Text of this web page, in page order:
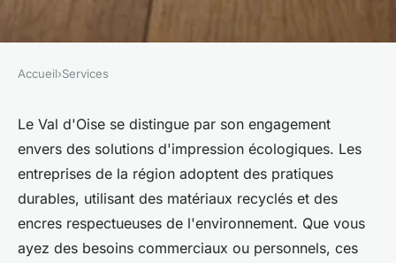
Imprimerie dans le val d'oise :
solutions d'impression
écologiques
Sohan• 27 décembre 2024• 5 min de lecture
Accueil›Services
Le Val d'Oise se distingue par son engagement
envers des solutions d'impression écologiques. Les
entreprises de la région adoptent des pratiques
durables, utilisant des matériaux recyclés et des
encres respectueuses de l'environnement. Que vous
ayez des besoins commerciaux ou personnels, ces